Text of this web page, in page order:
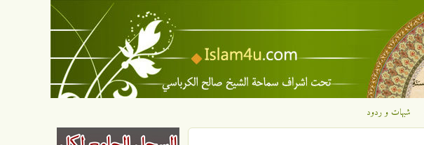
شبهات و ردود